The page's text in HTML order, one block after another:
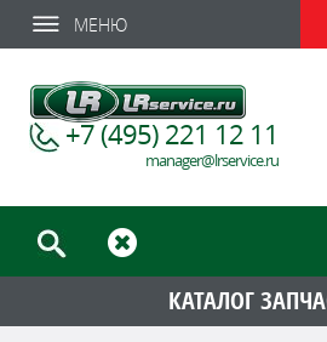
МЕНЮ
+7 (495) 221 12 11
manager@lrservice.ru
КАТАЛОГ